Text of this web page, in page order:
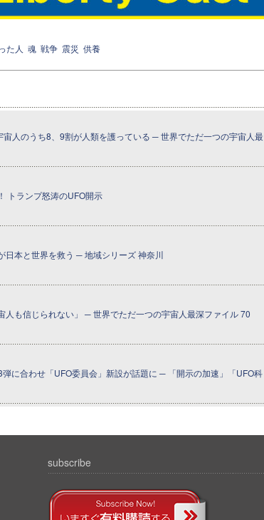
た人 魂 戦争 震災 供養
人のうち8、9割が人類を護っている ─ 世界でただ一つの宇宙人最
トランプ怒涛のUFO開示
日本と世界を救う ─ 地域シリーズ 神奈川
人も信じられない」 ─ 世界でただ一つの宇宙人最深ファイル 70
に合わせ「UFO委員会」新設が話題に ─ 「開示の加速」「UFO科
subscribe